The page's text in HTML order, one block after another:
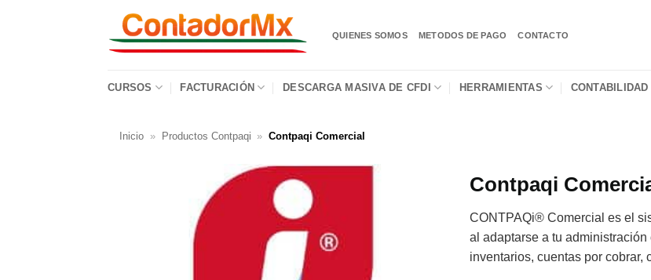
QUIENES SOMOS METODOS DE PAGO CONTACTO
CURSOS FACTURACIÓN DESCARGA MASIVA DE CFDI HERRAMIENTAS CONTABILIDAD
Inicio » Productos Contpaqi » Contpaqi Comercial
Contpaqi
CONTPAQi® Comercial es el
al adaptarse a tu
inventarios, cuentas por cobrar,